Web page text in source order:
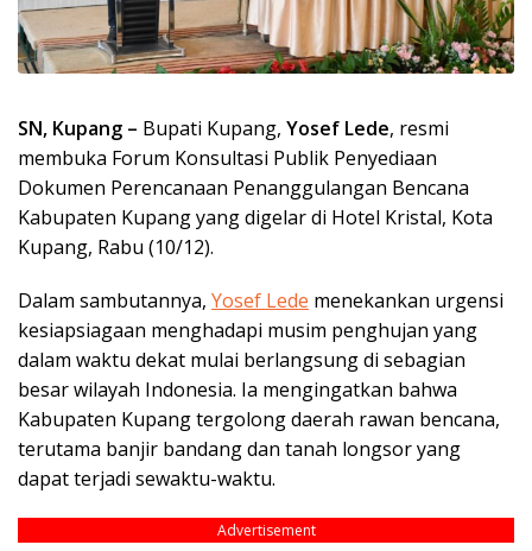
SN, Kupang – Bupati Kupang, Yosef Lede, resmi
membuka Forum Konsultasi Publik Penyediaan
Dokumen Perencanaan Penanggulangan Bencana
Kabupaten Kupang yang digelar di Hotel Kristal, Kota
Kupang, Rabu (10/12).
Dalam sambutannya, Yosef Lede menekankan urgensi
kesiapsiagaan menghadapi musim penghujan yang
dalam waktu dekat mulai berlangsung di sebagian
besar wilayah Indonesia. Ia mengingatkan bahwa
Kabupaten Kupang tergolong daerah rawan bencana,
terutama banjir bandang dan tanah longsor yang
dapat terjadi sewaktu-waktu.
Advertisement